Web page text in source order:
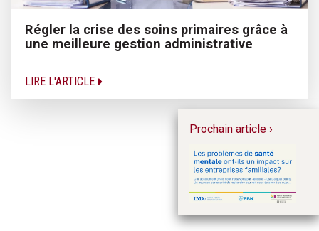
Régler la crise des soins primaires grâce à
une meilleure gestion administrative
LIRE L'ARTICLE
Prochain article ›